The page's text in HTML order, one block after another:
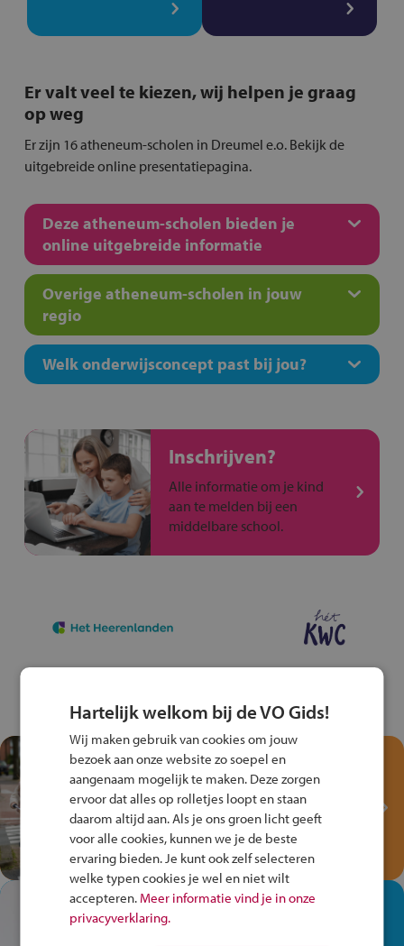
Er valt veel te kiezen, wij helpen je graag
op weg
Er zijn 16 atheneum-scholen in Dreumel e.o. Bekijk de
uitgebreide online presentatiepagina.
Deze atheneum-scholen bieden je
online uitgebreide informatie
Overige atheneum-scholen in jouw
regio
Welk onderwijsconcept past bij jou?
Inschrijven?
Alle informatie om je kind
aan te melden bij een
middelbare school.
Test je kennis met het
Fiets Veilig
Verkeersspel!
Speel het Fiets Veilig Verkeersspel
en win een Cortina-fiets!
In de winkel ben je op je
plek!
Hartelijk welkom bij de VO Gids!
Wij maken gebruik van cookies om jouw
bezoek aan onze website zo soepel en
aangenaam mogelijk te maken. Deze zorgen
ervoor dat alles op rolletjes loopt en staan
daarom altijd aan. Als je ons groen licht geeft
voor alle cookies, kunnen we je de beste
ervaring bieden. Je kunt ook zelf selecteren
welke typen cookies je wel en niet wilt
accepteren. Meer informatie vind je in onze
privacyverklaring.